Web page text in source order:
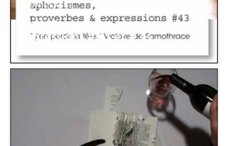
NON CLASSÉ
13 Jan -10 Fév 2009
Aphorismes, proverbes et
expressions # 43 et # 44
Paul-Louis Flandrin galerie